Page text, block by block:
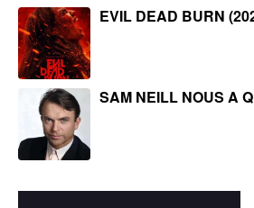
EVIL DEAD BURN
SAM NEILL NOUS A